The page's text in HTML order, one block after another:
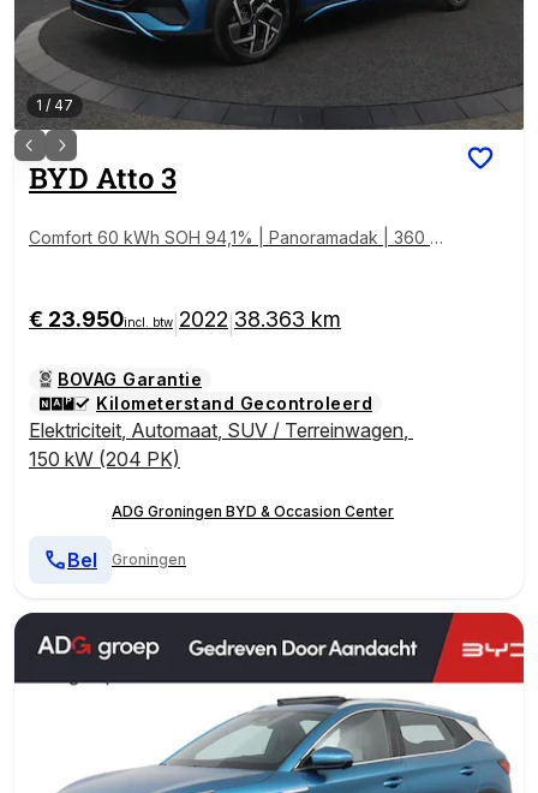
1 / 47
BYD Atto 3
Comfort 60 kWh SOH 94,1% | Panoramadak | 360 gr
€ 23.950incl. btw 2022 38.363 km
BOVAG Garantie
Kilometerstand Gecontroleerd
Elektriciteit, Automaat, SUV / Terreinwagen,
150 kW (204 PK)
ADG Groningen BYD & Occasion Center
Groningen
Bel